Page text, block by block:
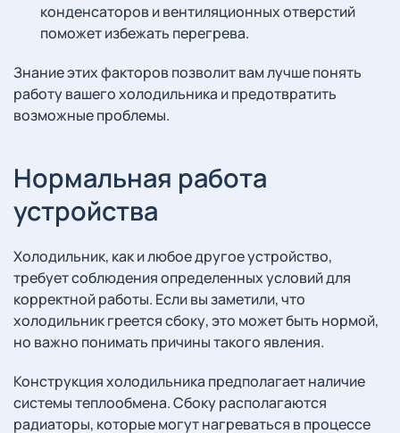
конденсаторов и вентиляционных отверстий
поможет избежать перегрева.
Знание этих факторов позволит вам лучше понять
работу вашего холодильника и предотвратить
возможные проблемы.
Нормальная работа
устройства
Холодильник, как и любое другое устройство,
требует соблюдения определенных условий для
корректной работы. Если вы заметили, что
холодильник греется сбоку, это может быть нормой,
но важно понимать причины такого явления.
Конструкция холодильника предполагает наличие
системы теплообмена. Сбоку располагаются
радиаторы, которые могут нагреваться в процессе